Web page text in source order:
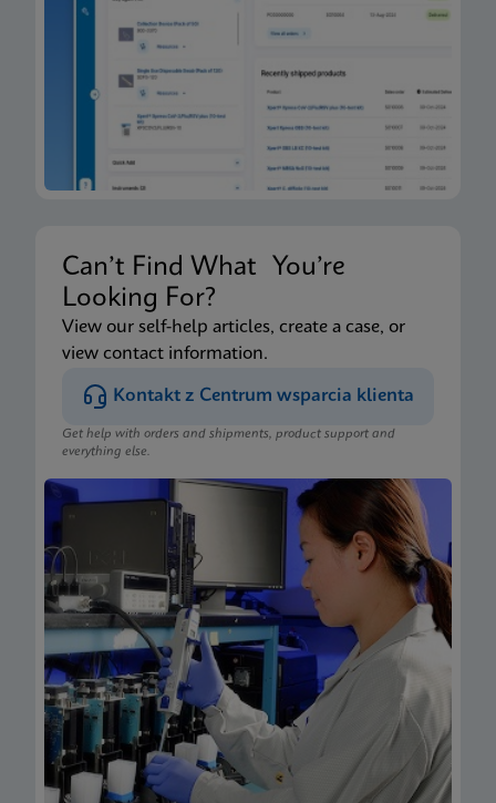
Can’t Find What You’re
Looking For?
View our self-help articles, create a case, or
view contact information.
Kontakt z Centrum wsparcia klienta
Get help with orders and shipments, product support and
everything else.